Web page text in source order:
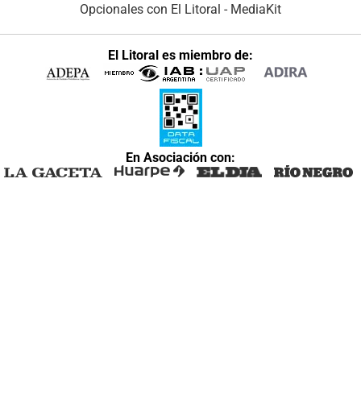
Opcionales con El Litoral - MediaKit
El Litoral es miembro de:
En Asociación con: